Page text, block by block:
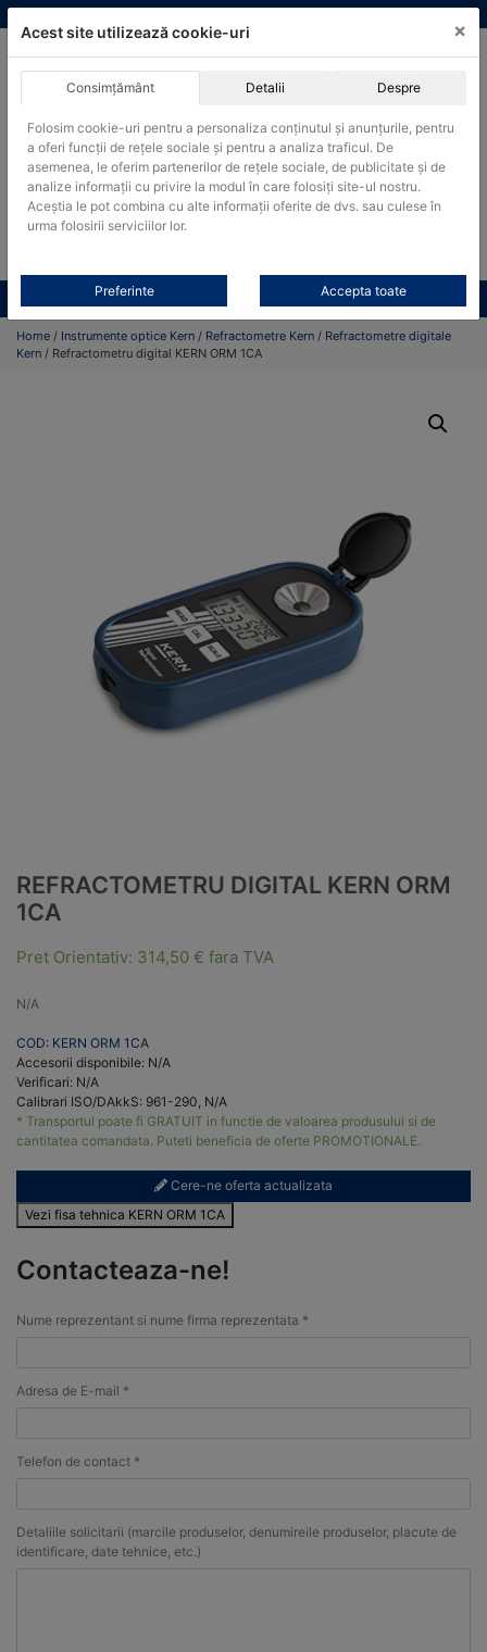
Skip
to
ACHIZITII PUBLICE
Produsele pot fi achizitionate si in sistemul SEAP / SICAP
Products
search
CAUTARE
Toate produsele CONTACT
Home / Instrumente optice Kern / Refractometre Kern / Refractometre digitale
Kern / Refractometru digital KERN ORM 1CA
REFRACTOMETRU DIGITAL KERN ORM
1CA
Pret Orientativ: 314,50 € fara TVA
N/A
COD: KERN ORM 1CA
Accesorii disponibile: N/A
Verificari: N/A
Calibrari ISO/DAkkS: 961-290, N/A
* Transportul poate fi GRATUIT in functie de valoarea produsului si de
cantitatea comandata. Puteti beneficia de oferte PROMOTIONALE.
Cere-ne oferta actualizata
Vezi fisa tehnica KERN ORM 1CA
Contacteaza-ne!
Nume reprezentant si nume firma reprezentata *
Adresa de E-mail *
Telefon de contact *
Detaliile solicitarii (marcile produselor, denumireile produselor, placute de
identificare, date tehnice, etc.)
Acest site utilizează cookie-uri ×
Consimțământ Detalii Despre
Folosim cookie-uri pentru a personaliza conținutul și anunțurile, pentru
a oferi funcții de rețele sociale și pentru a analiza traficul. De
asemenea, le oferim partenerilor de rețele sociale, de publicitate și de
analize informații cu privire la modul în care folosiți site-ul nostru.
Aceștia le pot combina cu alte informații oferite de dvs. sau culese în
urma folosirii serviciilor lor.
Preferinte Accepta toate